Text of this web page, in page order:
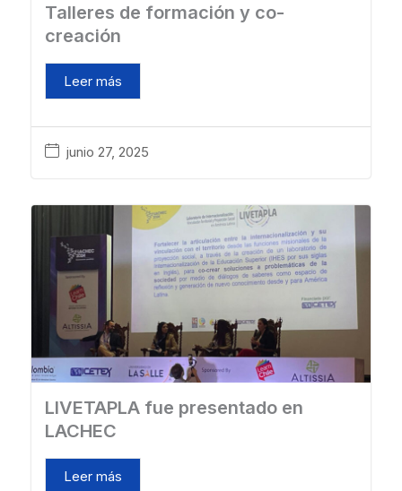
Talleres de formación y co-
creación
junio 27, 2025
Leer más
LIVETAPLA fue presentado en
LACHEC
Leer más